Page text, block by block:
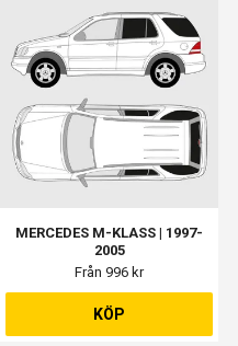
MERCEDES M-KLASS | 1997-
2005
Från 996 kr
KÖP